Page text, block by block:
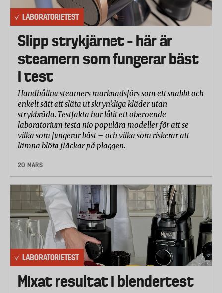
LABORATORIETEST
Slipp strykjärnet – här är
steamern som fungerar bäst
i test
Handhållna steamers marknadsförs som ett snabbt och
enkelt sätt att släta ut skrynkliga kläder utan
strykbräda. Testfakta har låtit ett oberoende
laboratorium testa nio populära modeller för att se
vilka som fungerar bäst – och vilka som riskerar att
lämna blöta fläckar på plaggen.
20 MARS
LABORATORIETEST
Mixat resultat i blendertest